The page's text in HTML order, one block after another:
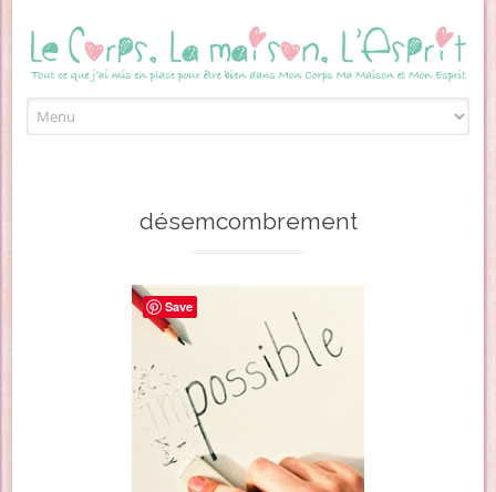
désemcombrement
Save